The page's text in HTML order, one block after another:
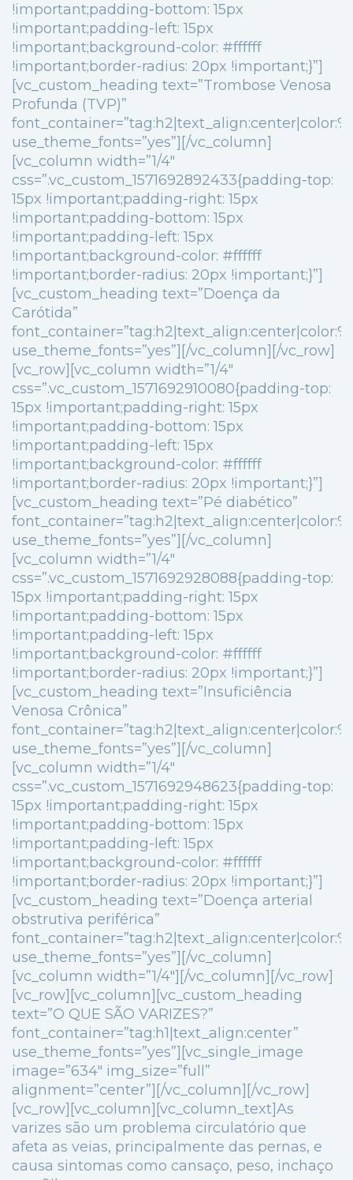
!important;padding-bottom: 15px
!important;padding-left: 15px
!important;background-color: #ffffff
!important;border-radius: 20px !important;}”]
[vc_custom_heading text=”Trombose Venosa
Profunda (TVP)”
use_theme_fonts=”yes”][/vc_column]
[vc_column width=”1/4″
css=”.vc_custom_1571692892433{padding-top:
15px !important;padding-right: 15px
!important;padding-bottom: 15px
!important;padding-left: 15px
!important;background-color: #ffffff
!important;border-radius: 20px !important;}”]
[vc_custom_heading text=”Doença da
Carótida”
use_theme_fonts=”yes”][/vc_column][/vc_row]
[vc_row][vc_column width=”1/4″
css=”.vc_custom_1571692910080{padding-top:
15px !important;padding-right: 15px
!important;padding-bottom: 15px
!important;padding-left: 15px
!important;background-color: #ffffff
!important;border-radius: 20px !important;}”]
[vc_custom_heading text=”Pé diabético”
use_theme_fonts=”yes”][/vc_column]
[vc_column width=”1/4″
css=”.vc_custom_1571692928088{padding-top:
15px !important;padding-right: 15px
!important;padding-bottom: 15px
!important;padding-left: 15px
!important;background-color: #ffffff
!important;border-radius: 20px !important;}”]
[vc_custom_heading text=”Insuficiência
Venosa Crônica”
use_theme_fonts=”yes”][/vc_column]
[vc_column width=”1/4″
css=”.vc_custom_1571692948623{padding-top:
15px !important;padding-right: 15px
!important;padding-bottom: 15px
!important;padding-left: 15px
!important;background-color: #ffffff
!important;border-radius: 20px !important;}”]
[vc_custom_heading text=”Doença arterial
obstrutiva periférica”
use_theme_fonts=”yes”][/vc_column]
[vc_column width=”1/4″][/vc_column][/vc_row]
[vc_row][vc_column][vc_custom_heading
text=”O QUE SÃO VARIZES?”
font_container=”tag:h1|text_align:center”
use_theme_fonts=”yes”][vc_single_image
image=”634″ img_size=”full”
alignment=”center”][/vc_column][/vc_row]
[vc_row][vc_column][vc_column_text]As
varizes são um problema circulatório que
afeta as veias, principalmente das pernas, e
causa sintomas como cansaço, peso, inchaço